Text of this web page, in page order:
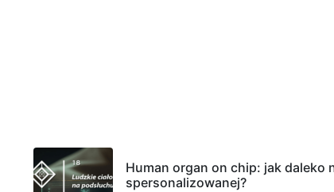
Human organ on chip: jak daleko
spersonalizowanej?